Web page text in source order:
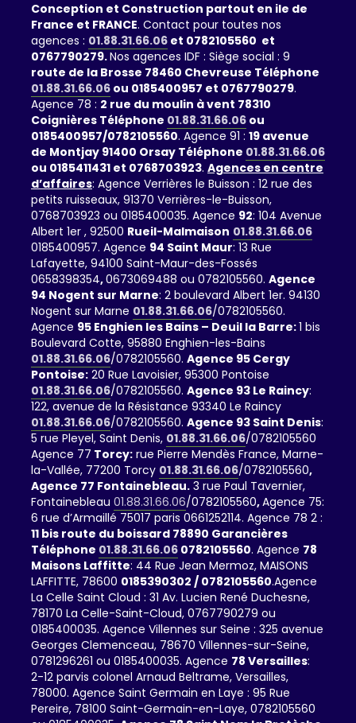
Conception et Construction partout en ile de
France et FRANCE. Contact pour toutes nos
agences : 01.88.31.66.06 et 0782105560 et
0767790279.Nos agences IDF : Siège social : 9
route de la Brosse 78460 Chevreuse Téléphone
01.88.31.66.06 ou 0185400957 et 0767790279.
Agence 78 : 2 rue du moulin à vent 78310
Coignières Téléphone 01.88.31.66.06 ou
0185400957/0782105560. Agence 91 : 19 avenue
de Montjay 91400 Orsay Téléphone 01.88.31.66.06
ou 0185411431 et 0768703923. Agences en centre
d’affaires: Agence Verrières le Buisson : 12 rue des
petits ruisseaux, 91370 Verrières-le-Buisson,
0768703923 ou 0185400035. Agence 92: 104 Avenue
Albert 1er , 92500 Rueil-Malmaison 01.88.31.66.06
0185400957. Agence 94 Saint Maur: 13 Rue
Lafayette, 94100 Saint-Maur-des-Fossés
0658398354,0673069488 ou 0782105560. Agence
94 Nogent sur Marne: 2 boulevard Albert 1er. 94130
Nogent sur Marne 01.88.31.66.06/0782105560.
Agence 95 Enghien les Bains – Deuil la Barre:1 bis
Boulevard Cotte, 95880 Enghien-les-Bains
01.88.31.66.06/0782105560. Agence 95 Cergy
Pontoise: 20 Rue Lavoisier, 95300 Pontoise
01.88.31.66.06/0782105560. Agence 93 Le Raincy:
122, avenue de la Résistance 93340 Le Raincy
01.88.31.66.06/0782105560. Agence 93 Saint Denis:
5 rue Pleyel, Saint Denis, 01.88.31.66.06/0782105560
Agence 77 Torcy: rue Pierre Mendès France, Marne-
la-Vallée, 77200 Torcy 01.88.31.66.06/0782105560,
Agence 77 Fontainebleau. 3 rue Paul Tavernier,
Fontainebleau 01.88.31.66.06/0782105560,Agence 75:
6 rue d’Armaillé 75017 paris 0661252114. Agence 78 2 :
11 bis route du boissard 78890 Garancières
Téléphone 01.88.31.66.06 0782105560. Agence 78
Maisons Laffitte: 44 Rue Jean Mermoz, MAISONS
LAFFITTE, 78600 0185390302 / 0782105560.Agence
La Celle Saint Cloud : 31 Av. Lucien René Duchesne,
78170 La Celle-Saint-Cloud, 0767790279 ou
0185400035. Agence Villennes sur Seine : 325 avenue
Georges Clemenceau, 78670 Villennes-sur-Seine,
0781296261 ou 0185400035. Agence 78 Versailles:
2-12 parvis colonel Arnaud Beltrame, Versailles,
78000. Agence Saint Germain en Laye : 95 Rue
Pereire, 78100 Saint-Germain-en-Laye, 0782105560